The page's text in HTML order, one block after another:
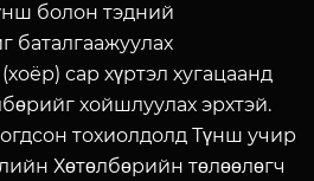
болон тэдний
баталгаажуулах
сар хүртэл хугацаанд
хойшлуулах эрхтэй.
тохиолдолд Түнш учир
Хөтөлбөрийн төлөөлөгч